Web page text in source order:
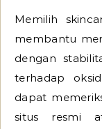
Memilih
membantu
dengan
terhadap
dapat
situs resmi